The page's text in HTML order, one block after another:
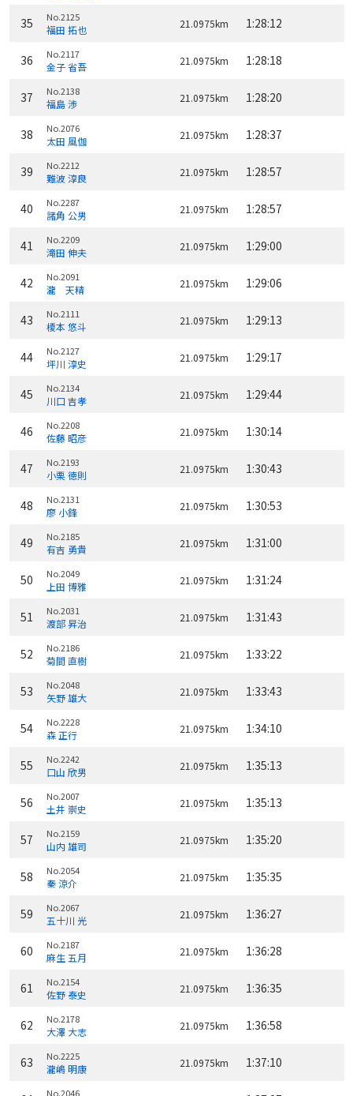
35 No.2125
福田 拓也 21.0975km 1:28:12
36 No.2117
金子 省吾 21.0975km 1:28:18
37 No.2138
福島 渉 21.0975km 1:28:20
38 No.2076
太田 風伽 21.0975km 1:28:37
39 No.2212
難波 淳良 21.0975km 1:28:57
40 No.2287
諸角 公男 21.0975km 1:28:57
41 No.2209
滝田 伸夫 21.0975km 1:29:00
42 No.2091
瀧 天精 21.0975km 1:29:06
43 No.2111
榎本 悠斗 21.0975km 1:29:13
44 No.2127
坪川 淳史 21.0975km 1:29:17
45 No.2134
川口 吉孝 21.0975km 1:29:44
46 No.2208
佐藤 昭彦 21.0975km 1:30:14
47 No.2193
小栗 徳則 21.0975km 1:30:43
48 No.2131
廖 小鋒 21.0975km 1:30:53
49 No.2185
有吉 勇貴 21.0975km 1:31:00
50 No.2049
上田 博雅 21.0975km 1:31:24
51 No.2031
渡部 昇治 21.0975km 1:31:43
52 No.2186
菊間 直樹 21.0975km 1:33:22
53 No.2048
矢野 雄大 21.0975km 1:33:43
54 No.2228
森 正行 21.0975km 1:34:10
55 No.2242
口山 欣男 21.0975km 1:35:13
56 No.2007
土井 崇史 21.0975km 1:35:13
57 No.2159
山内 雄司 21.0975km 1:35:20
58 No.2054
秦 涼介 21.0975km 1:35:35
59 No.2067
五十川 光 21.0975km 1:36:27
60 No.2187
麻生 五月 21.0975km 1:36:28
61 No.2154
佐野 泰史 21.0975km 1:36:35
62 No.2178
大澤 大志 21.0975km 1:36:58
63 No.2225
瀧嶋 明康 21.0975km 1:37:10
No.2046